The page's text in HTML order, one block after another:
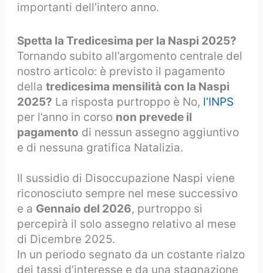
importanti dell’intero anno.
Spetta la Tredicesima per la Naspi 2025?
Tornando subito all’argomento centrale del
nostro articolo: è previsto il pagamento
dellatredicesima mensilità con la Naspi
2025? La risposta purtroppo è No, l’INPS
per l’anno in corso non prevede il
pagamento di nessun assegno aggiuntivo
e di nessuna gratifica Natalizia.
Il sussidio di Disoccupazione Naspi viene
riconosciuto sempre nel mese successivo
e a Gennaio del 2026, purtroppo si
percepirà il solo assegno relativo al mese
di Dicembre 2025.
In un periodo segnato da un costante rialzo
dei tassi d’interesse e da una stagnazione